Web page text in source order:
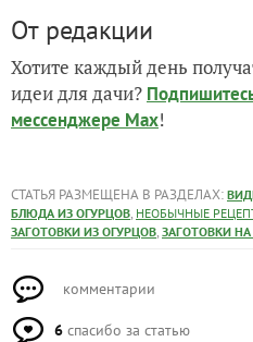
От редакции
Хотите каждый день
идеи для дачи?
мессенджере Max!
СТАТЬЯ РАЗМЕЩЕНА В РАЗДЕЛАХ:
БЛЮДА ИЗ ОГУРЦОВ, НЕОБЫЧНЫЕ
ЗАГОТОВКИ ИЗ ОГУРЦОВ, ЗАГОТОВКИ
комментарии
6 спасибо за статью